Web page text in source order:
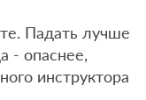
Падать лучше
- опаснее,
инструктора